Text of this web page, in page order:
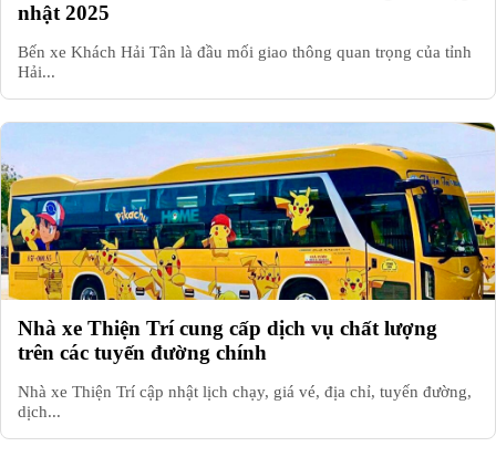
nhật 2025
Bến xe Khách Hải Tân là đầu mối giao thông quan trọng của tỉnh
Hải...
Nhà xe Thiện Trí cung cấp dịch vụ chất lượng
trên các tuyến đường chính
Nhà xe Thiện Trí cập nhật lịch chạy, giá vé, địa chỉ, tuyến đường,
dịch...